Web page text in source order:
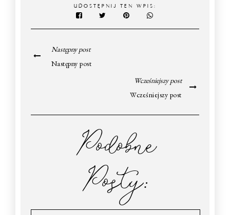
UDOSTĘPNIJ TEN WPIS:
Następny post
Następny post
Wcześniejszy post
Wcześniejszy post
Podobne
Posty: